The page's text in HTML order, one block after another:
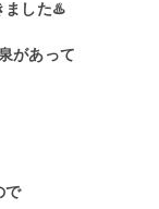
ました♨️
があって
で